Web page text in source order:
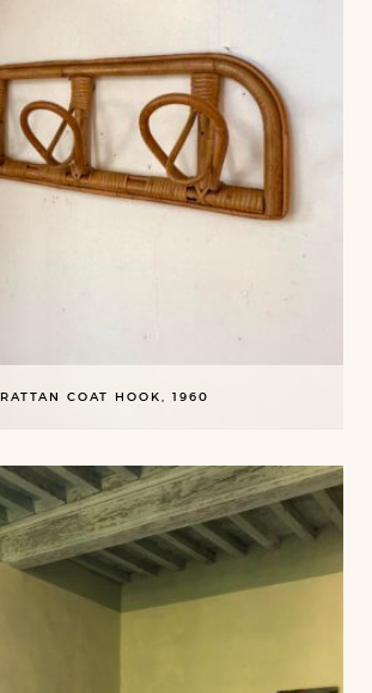
RATTAN COAT HOOK, 1960